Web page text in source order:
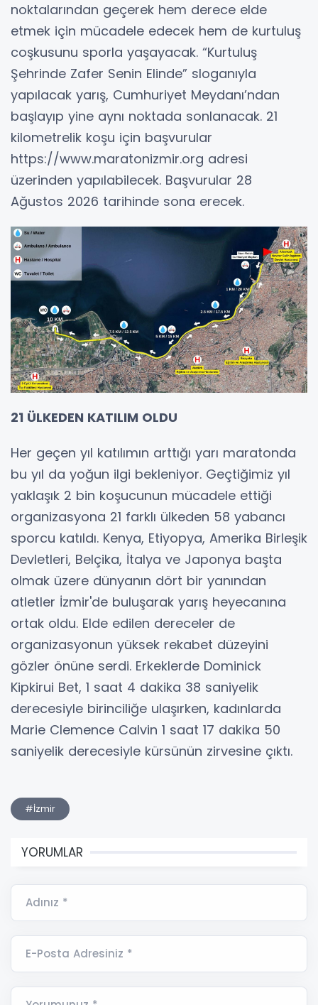
noktalarından geçerek hem derece elde
etmek için mücadele edecek hem de kurtuluş
coşkusunu sporla yaşayacak. “Kurtuluş
Şehrinde Zafer Senin Elinde” sloganıyla
yapılacak yarış, Cumhuriyet Meydanı’ndan
başlayıp yine aynı noktada sonlanacak. 21
kilometrelik koşu için başvurular
https://www.maratonizmir.org adresi
üzerinden yapılabilecek. Başvurular 28
Ağustos 2026 tarihinde sona erecek.
21 ÜLKEDEN KATILIM OLDU
Her geçen yıl katılımın arttığı yarı maratonda
bu yıl da yoğun ilgi bekleniyor. Geçtiğimiz yıl
yaklaşık 2 bin koşucunun mücadele ettiği
organizasyona 21 farklı ülkeden 58 yabancı
sporcu katıldı. Kenya, Etiyopya, Amerika Birleşik
Devletleri, Belçika, İtalya ve Japonya başta
olmak üzere dünyanın dört bir yanından
atletler İzmir'de buluşarak yarış heyecanına
ortak oldu. Elde edilen dereceler de
organizasyonun yüksek rekabet düzeyini
gözler önüne serdi. Erkeklerde Dominick
Kipkirui Bet, 1 saat 4 dakika 38 saniyelik
derecesiyle birinciliğe ulaşırken, kadınlarda
Marie Clemence Calvin 1 saat 17 dakika 50
saniyelik derecesiyle kürsünün zirvesine çıktı.
#İzmir
YORUMLAR
Adınız *
E-Posta Adresiniz *